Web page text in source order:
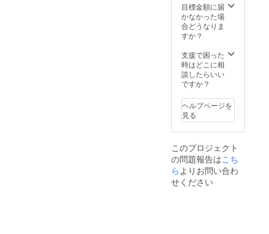
備考欄に「スペ
シャルサンク
ス」欄に掲載す
るお名前をご記
目標金額に届
かなかった場
合どうなりま
すか？
支援で困った
時はどこに相
談したらいい
ですか？
ヘルプページを
見る
このプロジェクト
の問題報告はこち
ら よりお問い合わ
せください